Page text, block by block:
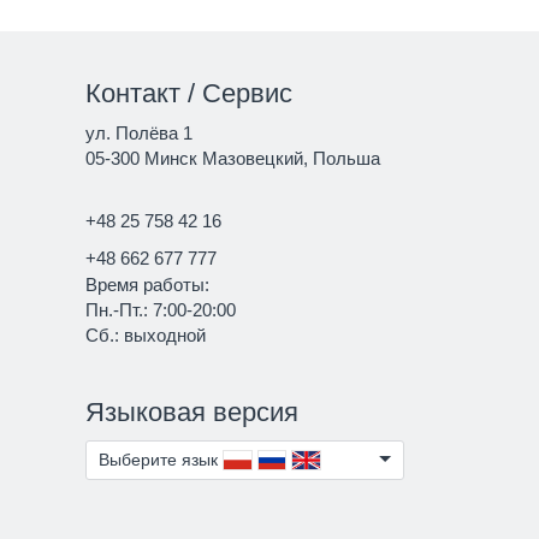
Контакт / Сервис
ул. Полёва 1
05-300 Минск Мазовецкий, Польша
+48 25 758 42 16
+48 662 677 777
Время работы:
Пн.-Пт.: 7:00-20:00
Сб.: выходной
Языковая версия
Выберите язык